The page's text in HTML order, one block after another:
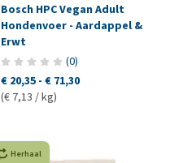
Bosch HPC Vegan Adult
Hondenvoer - Aardappel &
Erwt
(0)
€ 20,35 - € 71,30
(€ 7,13 / kg)
Herhaal